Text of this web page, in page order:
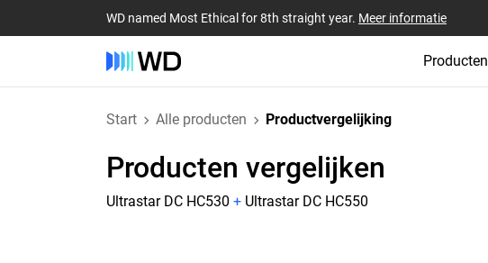
WD named Most Ethical for 8th straight year. Meer informatie
Producten
Start Alle producten Productvergelijking
Producten vergelijken
Ultrastar DC HC530 + Ultrastar DC HC550